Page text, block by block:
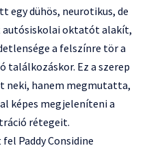
egy dühös, neurotikus, de
autósiskolai oktatót alakít,
a felszínre tör a
találkozáskor. Ez a szerep
neki, hanem megmutatta,
képes megjeleníteni a
rétegeit.
Paddy Considine